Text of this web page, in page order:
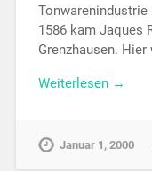
1586 kam Jaques
Grenzhausen. Hier
Weiterlesen →
Januar 1, 2000